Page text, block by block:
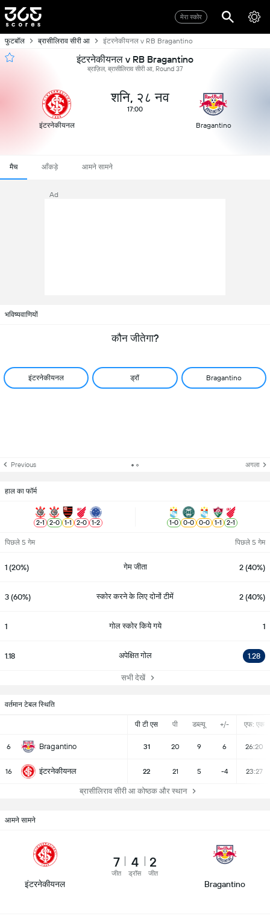
मेरा स्कोर
फुटबॉल ब्रासीलिराव सीरी आ इंटरनेकीयनल v RB Bragantino
इंटरनेकीयनल v RB Bragantino
ब्राज़िल, ब्रासीलिराव सीरी आ, Round 37
इंटरनेकीयनल
शनि, २८ नव
17:00
Bragantino
मैच आँकड़े आमने सामने
Ad
भविष्यवाणियों
कौन जीतेगा?
इंटरनेकीयनल ड्रॉ Bragantino
Previous अगला
हाल का फॉर्म
2-1 2-0 1-1 2-0 1-2 1-0 0-0 0-0 1-1 2-1
पिछले 5 गेम पिछले 5 गेम
1 (20%) गेम जीता 2 (40%)
3 (60%) स्कोर करने के लिए दोनों टीमें 2 (40%)
1 गोल स्कोर किये गये 1
1.18 अपेक्षित गोल 1.28
सभी देखें
वर्तमान टेबल स्थिति
पी टी एस पी डब्ल्यू +/- एफ: एक
6 Bragantino 31 20 9 6 26:20
16 इंटरनेकीयनल 22 21 5 -4 23:27
ब्रासीलिराव सीरी आ कोष्ठक और स्थान
आमने सामने
इंटरनेकीयनल
7
जीत
4
ड्रॉस
2
जीत
Bragantino